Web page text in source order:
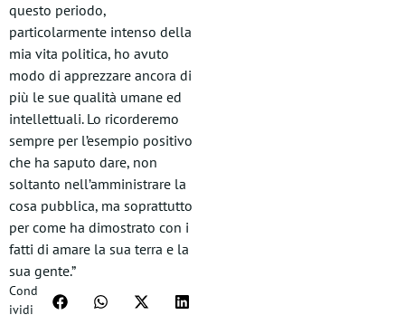
questo periodo,
particolarmente intenso della
mia vita politica, ho avuto
modo di apprezzare ancora di
più le sue qualità umane ed
intellettuali. Lo ricorderemo
sempre per l’esempio positivo
che ha saputo dare, non
soltanto nell’amministrare la
cosa pubblica, ma soprattutto
per come ha dimostrato con i
fatti di amare la sua terra e la
sua gente.”
Cond
ividi